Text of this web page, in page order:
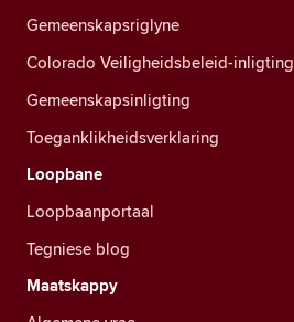
Gemeenskapsriglyne
Colorado Veiligheidsbeleid-inligting
Gemeenskapsinligting
Toeganklikheidsverklaring
Loopbane
Loopbaanportaal
Tegniese blog
Maatskappy